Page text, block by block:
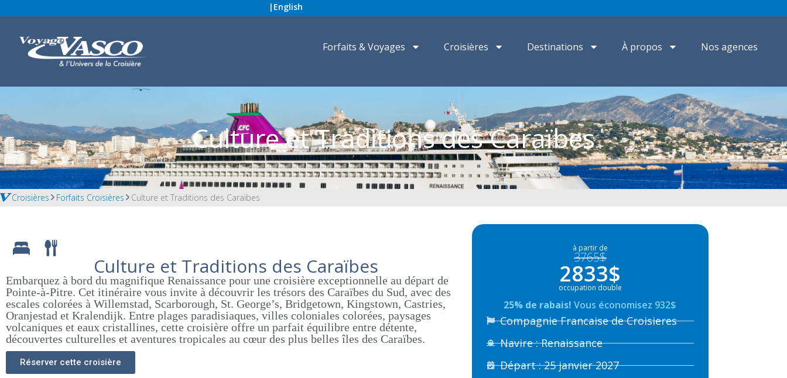
| English
Forfaits & Voyages Croisières Destinations À propos Nos agences
Culture et Traditions des Caraïbes
Croisières Forfaits Croisières Culture et Traditions des Caraïbes
Culture et Traditions des Caraïbes
Embarquez à bord du magnifique Renaissance pour une croisière exceptionnelle au départ de
Pointe-à-Pitre. Cet itinéraire vous invite à découvrir les trésors des Caraïbes du Sud, avec des
escales colorées à Willemstad, Scarborough, St. George’s, Bridgetown, Kingstown, Castries,
Oranjestad et Kralendijk. Entre plages paradisiaques, villes coloniales colorées, paysages
volcaniques et eaux cristallines, cette croisière offre un parfait équilibre entre détente,
découvertes culturelles et aventures tropicales au cœur des plus belles îles des Caraïbes.
Réserver cette croisière
à partir de
3765$
2833$
occupation double
25% de rabais! Vous économisez 932$
Compagnie Francaise de Croisieres
Navire : Renaissance
Départ : 25 janvier 2027